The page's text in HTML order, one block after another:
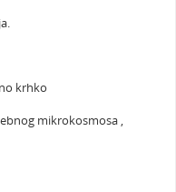
krhko
mikrokosmosa ,